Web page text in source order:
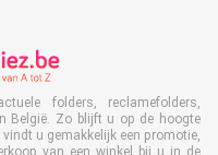
folders, reclamefolders,
België. Zo blijft u op de hoogte
u gemakkelijk een promotie,
van een winkel bij u in de